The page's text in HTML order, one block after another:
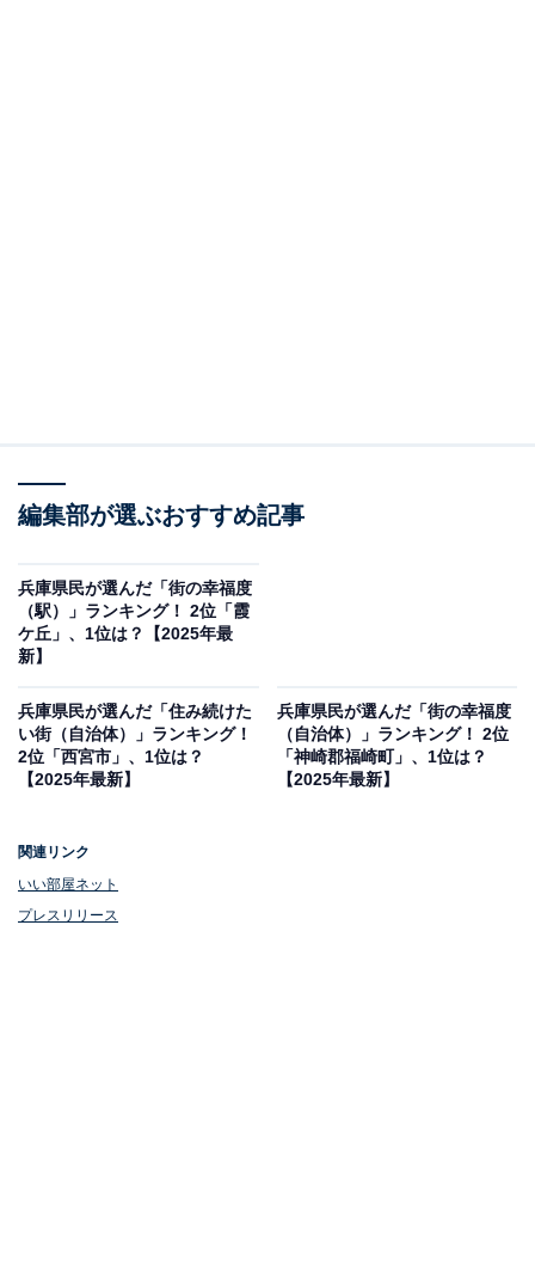
居住者のコメントには「適度に店舗施設があり買い物に
ない」「緑が豊かで静か。人とあまり関わらなくてい
い」など、便利さと静けさを兼ね備えた暮らしやすさが
伝わってきます。
編集部が選ぶおすすめ記事
兵庫県民が選んだ「街の幸福度
（駅）」ランキング！ 2位「霞
ケ丘」、1位は？【2025年最
新】
兵庫県民が選んだ「住み続けた
い街（自治体）」ランキング！
2位「西宮市」、1位は？
【2025年最新】
兵庫県民が選んだ「街の幸福度
（自治体）」ランキング！ 2位
「神崎郡福崎町」、1位は？
【2025年最新】
関連リンク
いい部屋ネット
プレスリリース